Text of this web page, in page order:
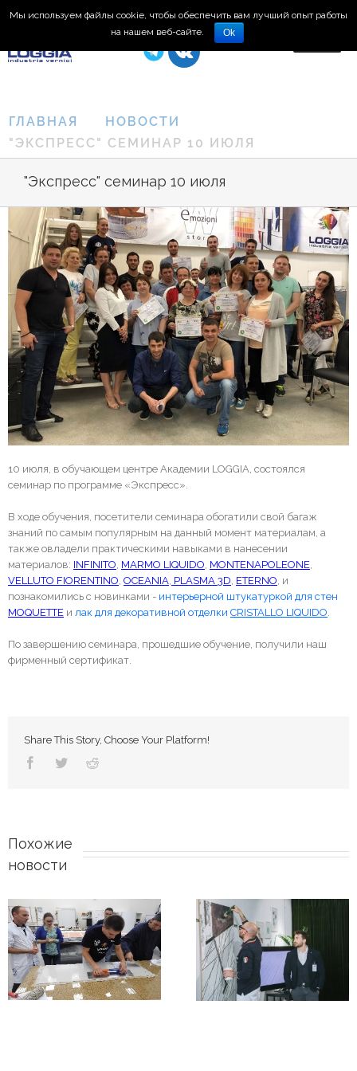
8 (495) 150-66-77
ГЛАВНАЯ
НОВОСТИ
"ЭКСПРЕСС" СЕМИНАР 10 ИЮЛЯ
"Экспресс" семинар 10 июля
10 июля, в обучающем центре Академии LOGGIA, состоялся
семинар по программе «Экспресс».
В ходе обучения, посетители семинара обогатили свой багаж
знаний по самым популярным на данный момент материалам, а
также овладели практическими навыками в нанесении
материалов: INFINITO MARMO LIQUIDO MONTENAPOLEONE
VELLUTO FIORENTINO OCEANIA PLASMA 3D ETERNO , и
познакомились с новинками - интерьерной штукатуркой для стен
MOQUETTE и лак для декоративной отделки CRISTALLO LIQUIDO
По завершению семинара, прошедшие обучение, получили наш
фирменный сертификат.
Share This Story, Choose Your Platform!
Похожие
новости
Мы используем файлы cookie, чтобы обеспечить вам лучший опыт работы
на нашем веб-сайте.
Ok